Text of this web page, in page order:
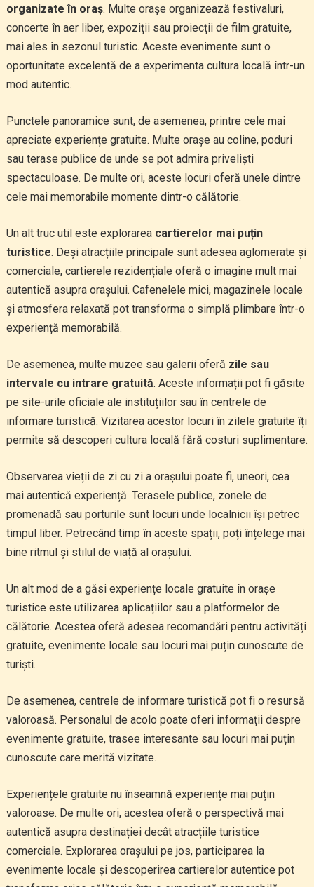
organizate în oraș. Multe orașe organizează festivaluri,
concerte în aer liber, expoziții sau proiecții de film gratuite,
mai ales în sezonul turistic. Aceste evenimente sunt o
oportunitate excelentă de a experimenta cultura locală într-un
mod autentic.
Punctele panoramice sunt, de asemenea, printre cele mai
apreciate experiențe gratuite. Multe orașe au coline, poduri
sau terase publice de unde se pot admira priveliști
spectaculoase. De multe ori, aceste locuri oferă unele dintre
cele mai memorabile momente dintr-o călătorie.
Un alt truc util este explorarea cartierelor mai puțin
turistice. Deși atracțiile principale sunt adesea aglomerate și
comerciale, cartierele rezidențiale oferă o imagine mult mai
autentică asupra orașului. Cafenelele mici, magazinele locale
și atmosfera relaxată pot transforma o simplă plimbare într-o
experiență memorabilă.
De asemenea, multe muzee sau galerii oferă zile sau
intervale cu intrare gratuită. Aceste informații pot fi găsite
pe site-urile oficiale ale instituțiilor sau în centrele de
informare turistică. Vizitarea acestor locuri în zilele gratuite îți
permite să descoperi cultura locală fără costuri suplimentare.
Observarea vieții de zi cu zi a orașului poate fi, uneori, cea
mai autentică experiență. Terasele publice, zonele de
promenadă sau porturile sunt locuri unde localnicii își petrec
timpul liber. Petrecând timp în aceste spații, poți înțelege mai
bine ritmul și stilul de viață al orașului.
Un alt mod de a găsi experiențe locale gratuite în orașe
turistice este utilizarea aplicațiilor sau a platformelor de
călătorie. Acestea oferă adesea recomandări pentru activități
gratuite, evenimente locale sau locuri mai puțin cunoscute de
turiști.
De asemenea, centrele de informare turistică pot fi o resursă
valoroasă. Personalul de acolo poate oferi informații despre
evenimente gratuite, trasee interesante sau locuri mai puțin
cunoscute care merită vizitate.
Experiențele gratuite nu înseamnă experiențe mai puțin
valoroase. De multe ori, acestea oferă o perspectivă mai
autentică asupra destinației decât atracțiile turistice
comerciale. Explorarea orașului pe jos, participarea la
evenimente locale și descoperirea cartierelor autentice pot